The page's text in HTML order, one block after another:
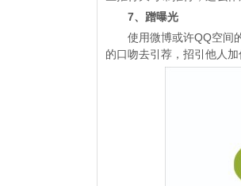
7、蹭曝光
使用微博或许QQ空间的
的口吻去引荐，招引他人